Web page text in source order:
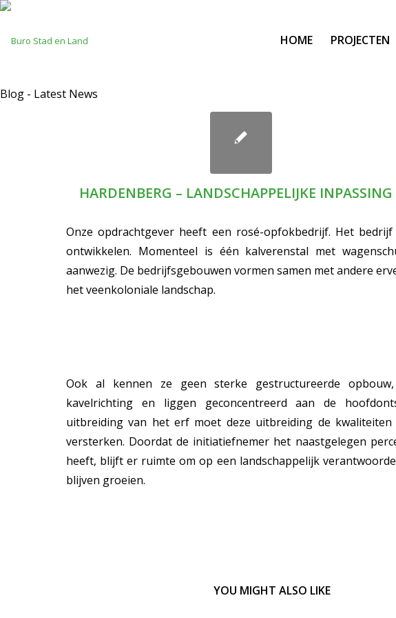
HOME PROJECTEN
Blog - Latest News
HARDENBERG – LANDSCHAPPELIJKE
Onze opdrachtgever heeft een rosé-opfokbedrijf. Het
ontwikkelen. Momenteel is één kalverenstal met
aanwezig. De bedrijfsgebouwen vormen samen met andere
het veenkoloniale landschap.
Ook al kennen ze geen sterke gestructureerde
kavelrichting en liggen geconcentreerd aan de
uitbreiding van het erf moet deze uitbreiding de kwaliteiten
versterken. Doordat de initiatiefnemer het naastgelegen
heeft, blijft er ruimte om op een landschappelijk
blijven groeien.
YOU MIGHT ALSO LIKE